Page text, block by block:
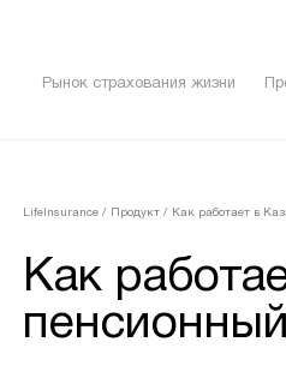
Рынок страхования жизни
LifeInsurance / Продукт / Как работает в
Как